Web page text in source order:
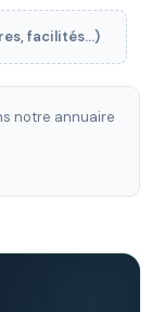
facilités...)
notre annuaire